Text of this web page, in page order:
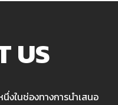
US
งในช่องทางการนำเสนอ